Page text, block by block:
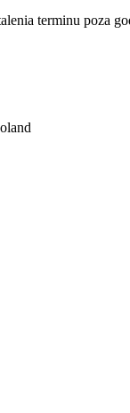
terminu poza